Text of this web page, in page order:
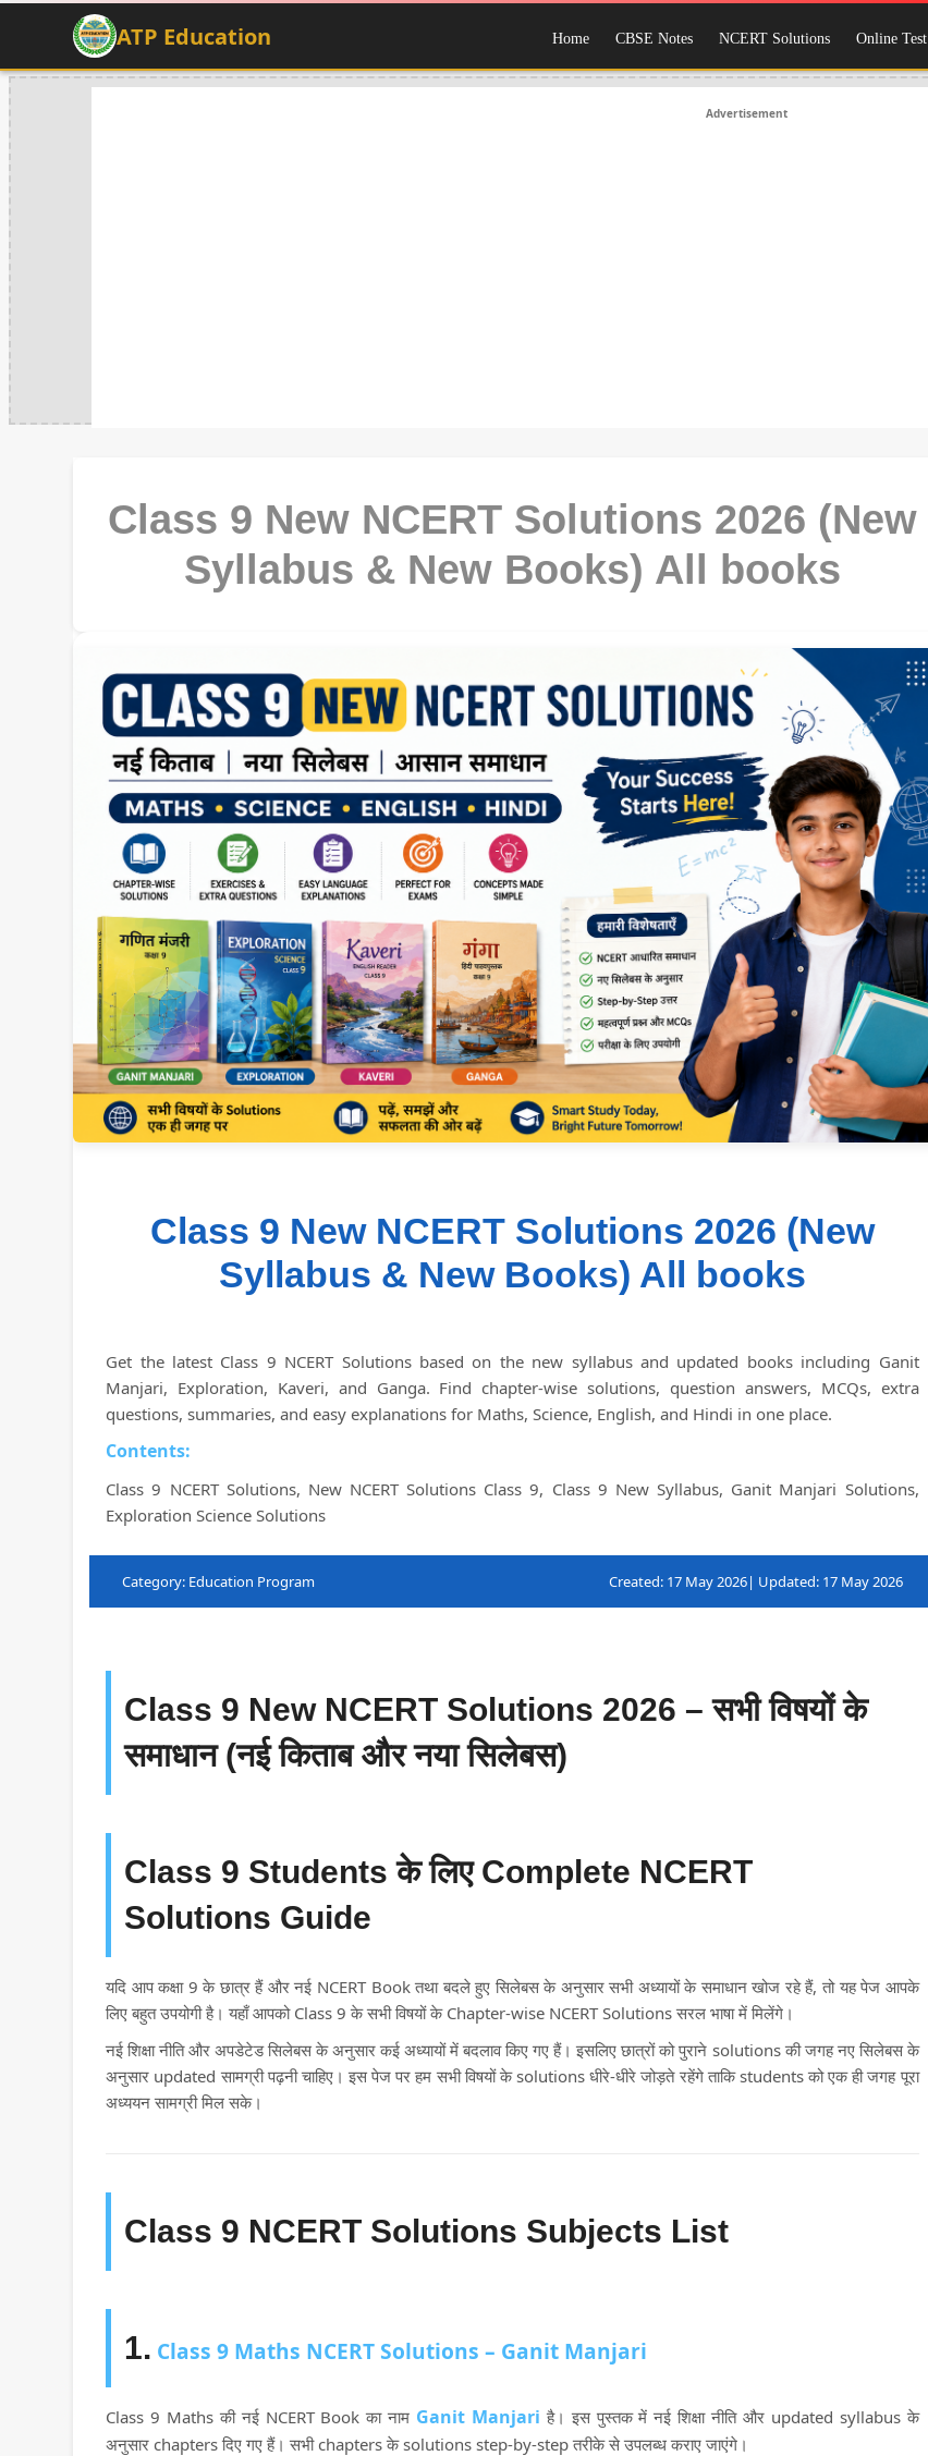
ATP Education Home CBSE Notes NCERT Solutions Online Test
Advertisement
Class 9 New NCERT Solutions 2026 (New
Syllabus & New Books) All books
Class 9 New NCERT Solutions 2026 (New
Syllabus & New Books) All books
Get the latest Class 9 NCERT Solutions based on the new syllabus and updated books including Ganit
Manjari, Exploration, Kaveri, and Ganga. Find chapter-wise solutions, question answers, MCQs, extra
questions, summaries, and easy explanations for Maths, Science, English, and Hindi in one place.
Contents:
Class 9 NCERT Solutions, New NCERT Solutions Class 9, Class 9 New Syllabus, Ganit Manjari Solutions,
Exploration Science Solutions
Category: Education Program Created: 17 May 2026| Updated: 17 May 2026
Class 9 New NCERT Solutions 2026 – सभी विषयों के
समाधान (नई किताब और नया सिलेबस)
Class 9 Students के लिए Complete NCERT
Solutions Guide
यदि आप कक्षा 9 के छात्र हैं और नई NCERT Book तथा बदले हुए सिलेबस के अनुसार सभी अध्यायों के समाधान खोज रहे हैं, तो यह पेज आपके
लिए बहुत उपयोगी है। यहाँ आपको Class 9 के सभी विषयों के Chapter-wise NCERT Solutions सरल भाषा में मिलेंगे।
नई शिक्षा नीति और अपडेटेड सिलेबस के अनुसार कई अध्यायों में बदलाव किए गए हैं। इसलिए छात्रों को पुराने solutions की जगह नए सिलेबस के
अनुसार updated सामग्री पढ़नी चाहिए। इस पेज पर हम सभी विषयों के solutions धीरे-धीरे जोड़ते रहेंगे ताकि students को एक ही जगह पूरा
अध्ययन सामग्री मिल सके।
Class 9 NCERT Solutions Subjects List
1. Class 9 Maths NCERT Solutions – Ganit Manjari
Class 9 Maths की नई NCERT Book का नाम Ganit Manjari है। इस पुस्तक में नई शिक्षा नीति और updated syllabus के
अनुसार chapters दिए गए हैं। सभी chapters के solutions step-by-step तरीके से उपलब्ध कराए जाएंगे।